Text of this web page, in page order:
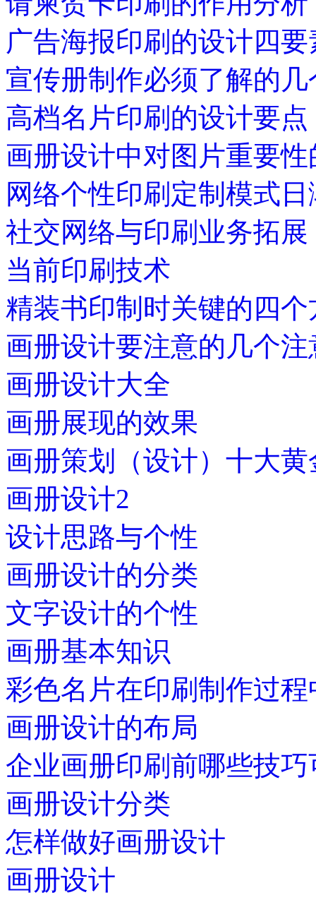
广告海报印刷的设计四要
宣传册制作必须了解的几
高档名片印刷的设计要点
画册设计中对图片重要性
网络个性印刷定制模式
社交网络与印刷业务拓展
当前印刷技术
精装书印制时关键的四个
画册设计要注意的几个注
画册设计大全
画册展现的效果
画册策划（设计）十大黄
画册设计2
设计思路与个性
画册设计的分类
文字设计的个性
画册基本知识
彩色名片在印刷制作过
画册设计的布局
企业画册印刷前哪些技
画册设计分类
怎样做好画册设计
画册设计